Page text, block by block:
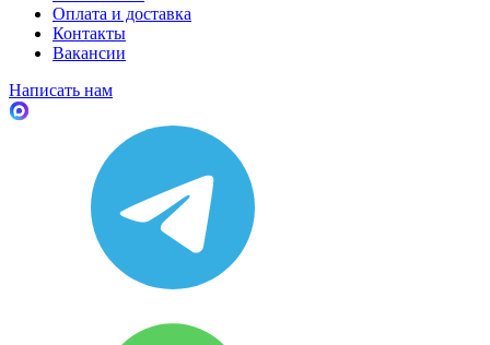
Оплата и доставка
Контакты
Вакансии
Написать нам